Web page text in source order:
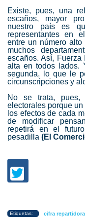
Existe, pues, una
escaños, mayor
nuestro país es
representantes en
entre un número
muchos
escaños. Así, Fuerza
alta en todos lados.
segunda, lo que le
circunscripciones y
No se trata,
electorales porque
los efectos de cada
de modificar
repetirá en el
pesadilla (El
Etiquetas: cifra repartidora